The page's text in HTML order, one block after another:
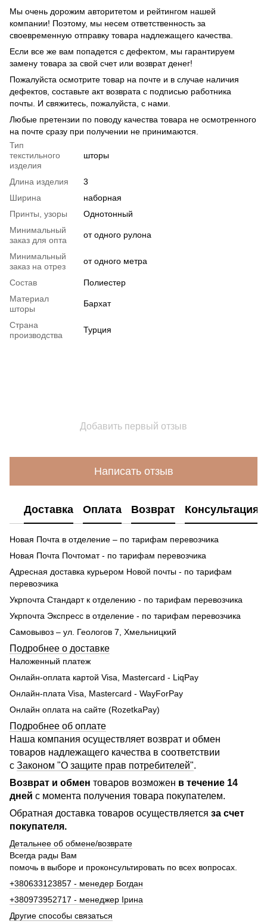
Мы очень дорожим авторитетом и рейтингом нашей
компании! Поэтому, мы несем ответственность за
своевременную отправку товара надлежащего качества.
Если все же вам попадется с дефектом, мы гарантируем
замену товара за свой счет или возврат денег!
Пожалуйста осмотрите товар на почте и в случае наличия
дефектов, составьте акт возврата с подписью работника
почты. И свяжитесь, пожалуйста, с нами.
Любые претензии по поводу качества товара не осмотренного
на почте сразу при получении не принимаются.
Тип
текстильного
изделия
шторы
Длина изделия
3
Ширина
наборная
Принты, узоры
Однотонный
Минимальный
заказ для опта
от одного рулона
Минимальный
заказ на отрез
от одного метра
Состав
Полиестер
Материал
шторы
Бархат
Страна
производства
Турция
Добавить первый отзыв
Написать отзыв
Доставка Оплата Возврат Консультация
Новая Почта в отделение – по тарифам перевозчика
Новая Почта Почтомат - по тарифам перевозчика
Адресная доставка курьером Новой почты - по тарифам
перевозчика
Укрпочта Стандарт к отделению - по тарифам перевозчика
Укрпочта Экспресс в отделение - по тарифам перевозчика
Самовывоз – ул. Геологов 7, Хмельницкий
Подробнее о доставке
Наложенный платеж
Онлайн-оплата картой Visa, Mastercard - LiqPay
Онлайн-плата Visa, Mastercard - WayForPay
Онлайн оплата на сайте (RozetkaPay)
Подробнее об оплате
Наша компания осуществляет возврат и обмен
товаров надлежащего качества в соответствии
с Законом "О защите прав потребителей".
Возврат и обмен товаров возможен в течение 14
дней с момента получения товара покупателем.
Обратная доставка товаров осуществляется за счет
покупателя.
Детальнее об обмене/возврате
Всегда рады Вам
помочь в выборе и проконсультировать по всех вопросах.
+380633123857 - менедер Богдан
+380973952717 - менеджер Ірина
Другие способы связаться